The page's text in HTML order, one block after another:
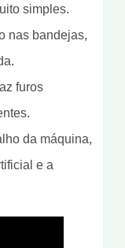
simples.
nas bandejas,
furos
da máquina,
e a